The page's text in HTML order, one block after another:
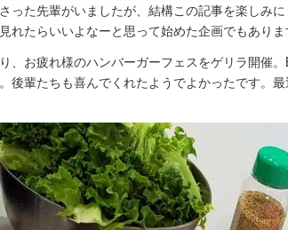
った先輩がいましたが、結構この記事を楽しみ
れたらいいよなーと思って始めた企画でもあり
、お疲れ様のハンバーガーフェスをゲリラ開催
後輩たちも喜んでくれたようでよかったです。